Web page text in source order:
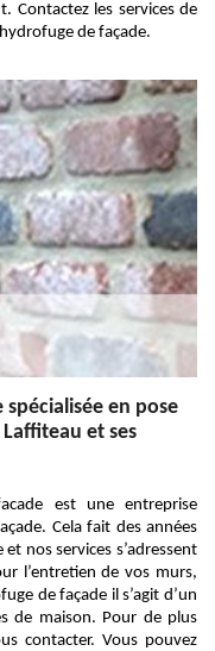
Contactez les services de
de façade.
en pose
et ses
est une entreprise
Cela fait des années
nos services s’adressent
l’entretien de vos murs,
de façade il s’agit d’un
de maison. Pour de plus
contacter. Vous pouvez